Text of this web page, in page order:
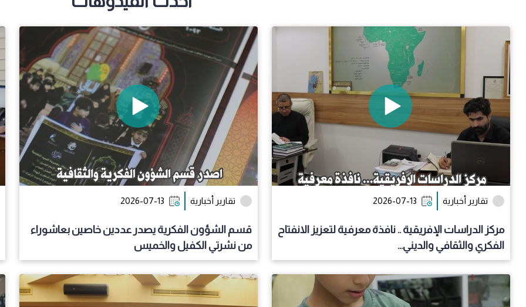
تقارير أخبارية 2026-07-13
مركز الدراسات الإفريقية .. نافذة معرفية لتعزيز الانفتاح
الفكري والثقافي والديني...
تقارير أخبارية 2026-07-13
قسم الشؤون الفكرية يصدر عددين خاصين بعاشوراء
من نشرتي الكفيل والخميس